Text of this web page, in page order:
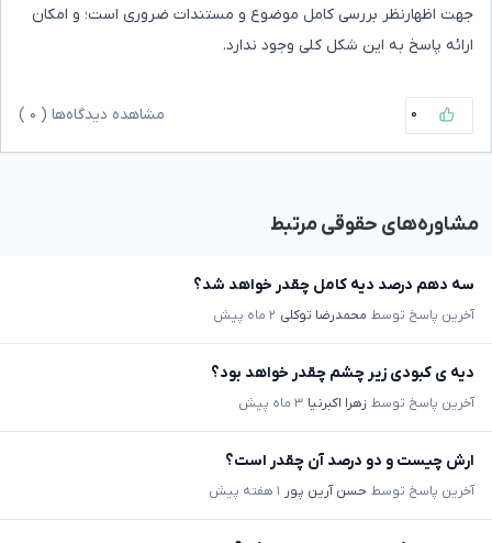
جهت اظهارنظر بررسی کامل موضوع و مستندات ضروری است؛ و امکان
ارائه پاسخ به این شکل کلی وجود ندارد.
۰ مشاهده دیدگاه‌ها ( ۰
مشاوره‌های حقوقی مرتبط
سه دهم درصد دیه کامل چقدر خواهد شد؟
آخرین پاسخ توسط محمدرضا توکلی ۲ ماه پیش
دیه ی کبودی زیر چشم چقدر خواهد بود؟
آخرین پاسخ توسط زهرا اکبرنیا ۳ ماه پیش
ارش چیست و دو درصد آن چقدر است؟
آخرین پاسخ توسط حسن آرین پور ۱ هفته پیش